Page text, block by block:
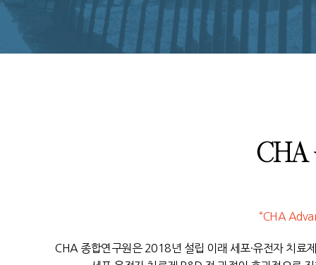
“CHA
CHA 종합연구원은 2018년 설립 이래 세포·유전자 치료